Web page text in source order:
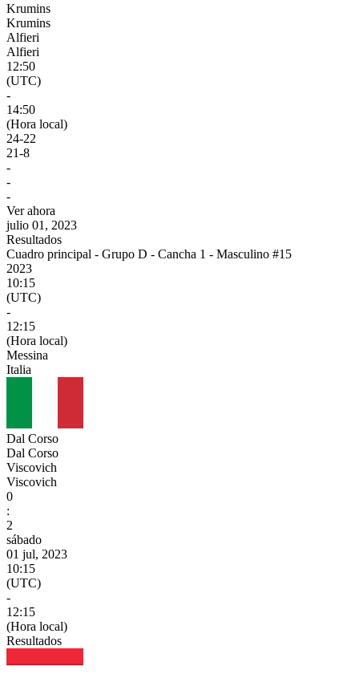
Krumins
Krumins
Alfieri
Alfieri
12:50
(UTC)
-
14:50
(Hora local)
24-22
21-8
-
-
-
Ver ahora
julio 01, 2023
Resultados
Cuadro principal - Grupo D - Cancha 1 - Masculino #15
2023
10:15
(UTC)
-
12:15
(Hora local)
Messina
Italia
Dal Corso
Dal Corso
Viscovich
Viscovich
0
:
2
sábado
01 jul, 2023
10:15
(UTC)
-
12:15
(Hora local)
Resultados